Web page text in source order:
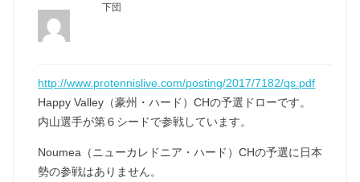
下団
http://www.protennislive.com/posting/2017/7182/qs.pdf
Happy Valley（豪州・ハード）CHの予選ドローです。
内山選手が第６シードで参戦しています。
Noumea（ニューカレドニア・ハード）CHの予選に日本
勢の参戦はありません。